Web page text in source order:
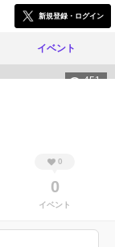
新規登録・ログイン
イベント
451
0
0
イベント